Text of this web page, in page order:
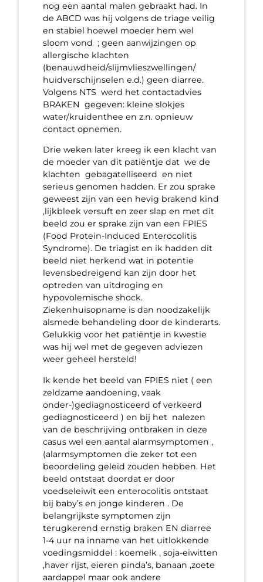
nog een aantal malen gebraakt had. In
de ABCD was hij volgens de triage veilig
en stabiel hoewel moeder hem wel
sloom vond ; geen aanwijzingen op
allergische klachten
(benauwdheid/slijmvlieszwellingen/
huidverschijnselen e.d.) geen diarree.
Volgens NTS werd het contactadvies
BRAKEN gegeven: kleine slokjes
water/kruidenthee en z.n. opnieuw
contact opnemen.
Drie weken later kreeg ik een klacht van
de moeder van dit patiëntje dat we de
klachten gebagatelliseerd en niet
serieus genomen hadden. Er zou sprake
geweest zijn van een hevig brakend kind
,lijkbleek versuft en zeer slap en met dit
beeld zou er sprake zijn van een FPIES
(Food Protein-Induced Enterocolitis
Syndrome). De triagist en ik hadden dit
beeld niet herkend wat in potentie
levensbedreigend kan zijn door het
optreden van uitdroging en
hypovolemische shock.
Ziekenhuisopname is dan noodzakelijk
alsmede behandeling door de kinderarts.
Gelukkig voor het patiëntje in kwestie
was hij wel met de gegeven adviezen
weer geheel hersteld!
Ik kende het beeld van FPIES niet ( een
zeldzame aandoening, vaak
onder-)gediagnosticeerd of verkeerd
gediagnosticeerd ) en bij het nalezen
van de beschrijving ontbraken in deze
casus wel een aantal alarmsymptomen ,
(alarmsymptomen die zeker tot een
beoordeling geleid zouden hebben. Het
beeld ontstaat doordat er door
voedseleiwit een enterocolitis ontstaat
bij baby’s en jonge kinderen . De
belangrijkste symptomen zijn
terugkerend ernstig braken EN diarree
1-4 uur na inname van het uitlokkende
voedingsmiddel : koemelk , soja-eiwitten
,haver rijst, eieren pinda’s, banaan ,zoete
aardappel maar ook andere